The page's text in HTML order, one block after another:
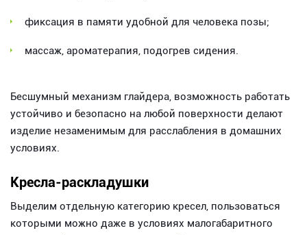
фиксация в памяти удобной для человека позы;
массаж, ароматерапия, подогрев сидения.
Бесшумный механизм глайдера, возможность работать
устойчиво и безопасно на любой поверхности делают
изделие незаменимым для расслабления в домашних
условиях.
Кресла-раскладушки
Выделим отдельную категорию кресел, пользоваться
которыми можно даже в условиях малогабаритного